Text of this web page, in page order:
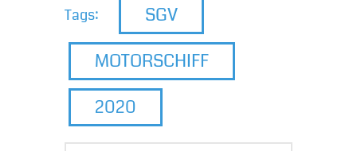
Tags:
SGV
MOTORSCHIFF
2020